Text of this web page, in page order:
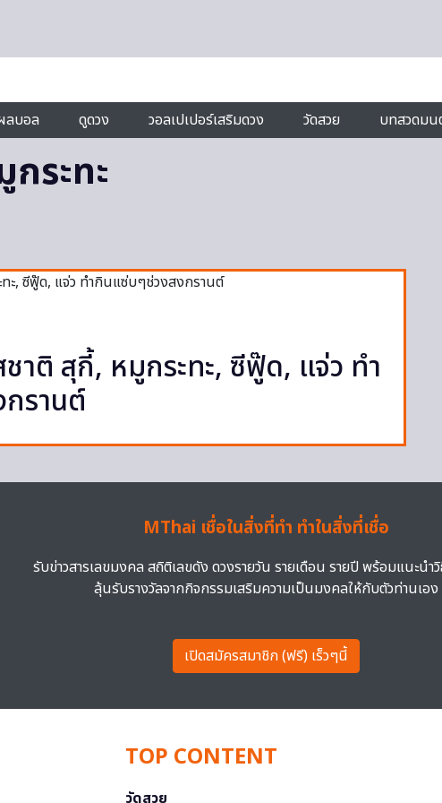
ลบอล ดูดวง วอลเปเปอร์เสริมดวง วัดสวย บทสวดมน
ระทะ
าติ สุกี้, หมูกระทะ, ซีฟู๊ด, แจ่ว ทำ
รานต์
MThai เชื่อในสิ่งที่ทำ ทำในสิ่งที่เชื่อ
รับข่าวสารเลขมงคล สถิติเลขดัง ดวงรายวัน รายเดือน รายปี พร้อมแนะนำ
ลุ้นรับรางวัลจากกิจกรรมเสริมความเป็นมงคลให้กับตัวท่านเอง
เปิดสมัครสมาชิก (ฟรี) เร็วๆนี้
TOP CONTENT
วัดสวย